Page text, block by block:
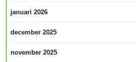
januari 2026
december 2025
november 2025